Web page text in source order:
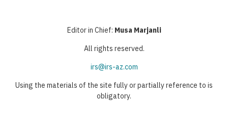
Editor in Chief: Musa Marjanli
All rights reserved.
irs@irs-az.com
Using the materials of the site fully or partially reference to is
obligatory.